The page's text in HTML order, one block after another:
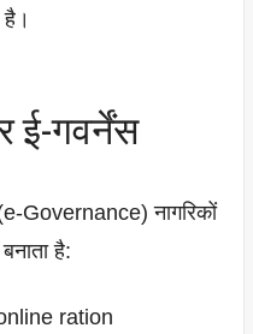
ई-गवर्नेंस
Governance) नागरिकों
है:
ration